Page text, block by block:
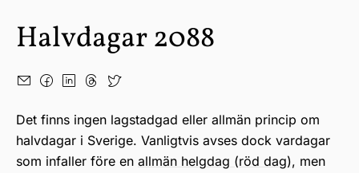
Halvdagar 2088
Det finns ingen lagstadgad eller allmän princip om
halvdagar i Sverige. Vanligtvis avses dock vardagar
som infaller före en allmän helgdag (röd dag), men